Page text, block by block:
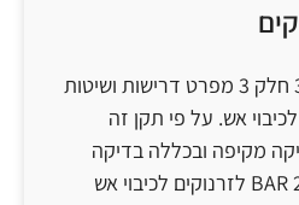
תקן ישראלי 365 חלק 3 מפרט דרישות ושיטות
אש. על פי תקן זה
מקיפה ובכללה בדיקה